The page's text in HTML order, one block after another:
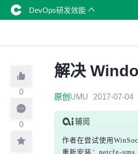
DevOps研发效能
0
0
解决
原创 UMU 2017-07-04
作者在尝试使用
重新安装：netcfg-